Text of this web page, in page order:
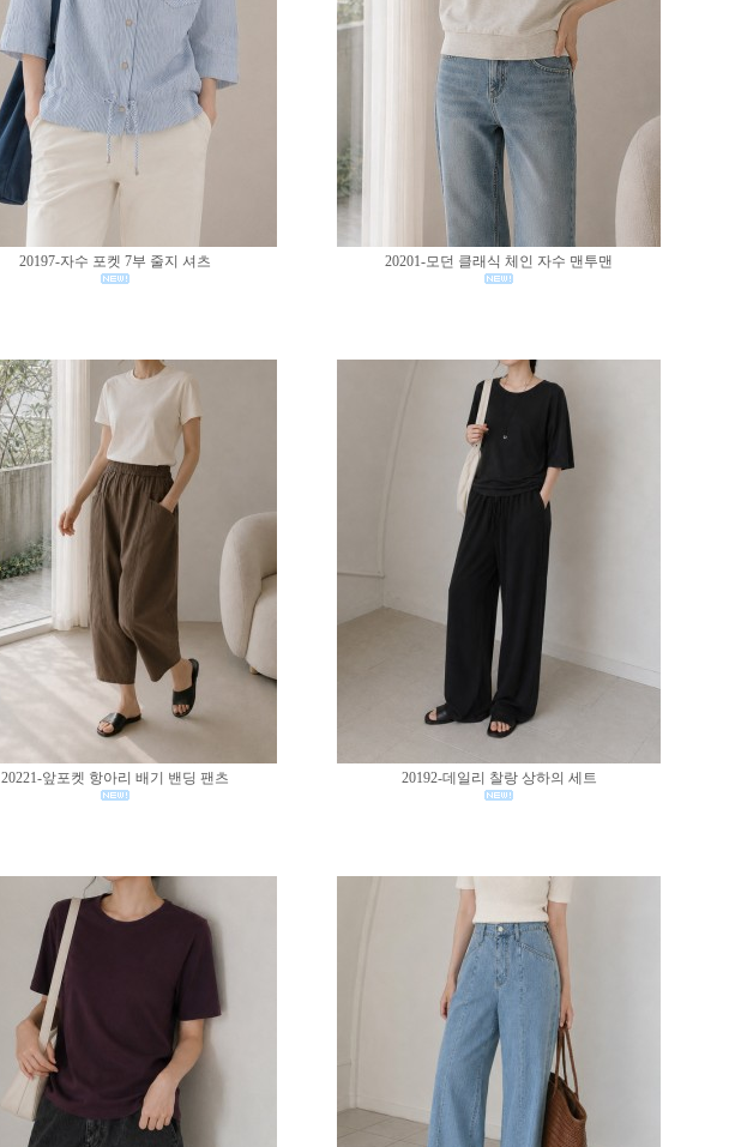
20197-자수 포켓 7부 줄지 셔츠 20201-모던 클래식 체인 자수 맨투맨
20221-앞포켓 항아리 배기 밴딩 팬츠 20192-데일리 찰랑 상하의 세트